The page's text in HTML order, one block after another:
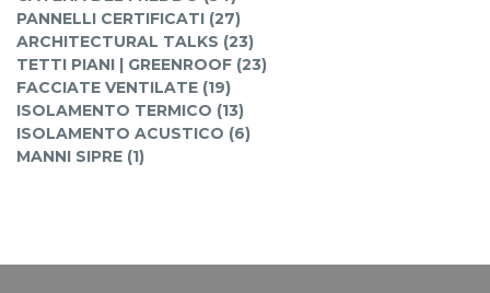
PANNELLI CERTIFICATI (27)
ARCHITECTURAL TALKS (23)
TETTI PIANI | GREENROOF (23)
FACCIATE VENTILATE (19)
ISOLAMENTO TERMICO (13)
ISOLAMENTO ACUSTICO (6)
MANNI SIPRE (1)